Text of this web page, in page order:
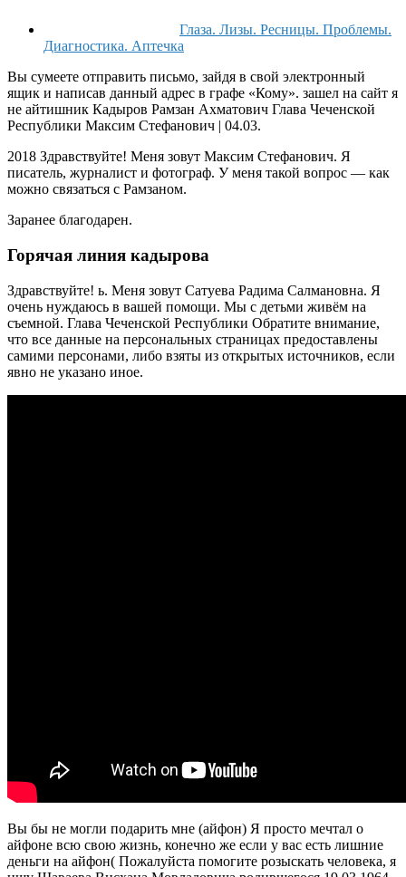
Глаза. Лизы. Ресницы. Проблемы.
Диагностика. Аптечка
Вы сумеете отправить письмо, зайдя в свой электронный
ящик и написав данный адрес в графе «Кому». зашел на сайт я
не айтишник Кадыров Рамзан Ахматович Глава Чеченской
Республики Максим Стефанович | 04.03.
2018 Здравствуйте! Меня зовут Максим Стефанович. Я
писатель, журналист и фотограф. У меня такой вопрос — как
можно связаться с Рамзаном.
Заранее благодарен.
Горячая линия кадырова
Здравствуйте! ь. Меня зовут Сатуева Радима Салмановна. Я
очень нуждаюсь в вашей помощи. Мы с детьми живём на
съемной. Глава Чеченской Республики Обратите внимание,
что все данные на персональных страницах предоставлены
самими персонами, либо взяты из открытых источников, если
явно не указано иное.
Вы бы не могли подарить мне (айфон) Я просто мечтал о
айфоне всю свою жизнь, конечно же если у вас есть лишние
деньги на айфон( Пожалуйста помогите розыскать человека, я